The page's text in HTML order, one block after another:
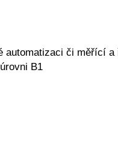
automatizaci či měřící
B1